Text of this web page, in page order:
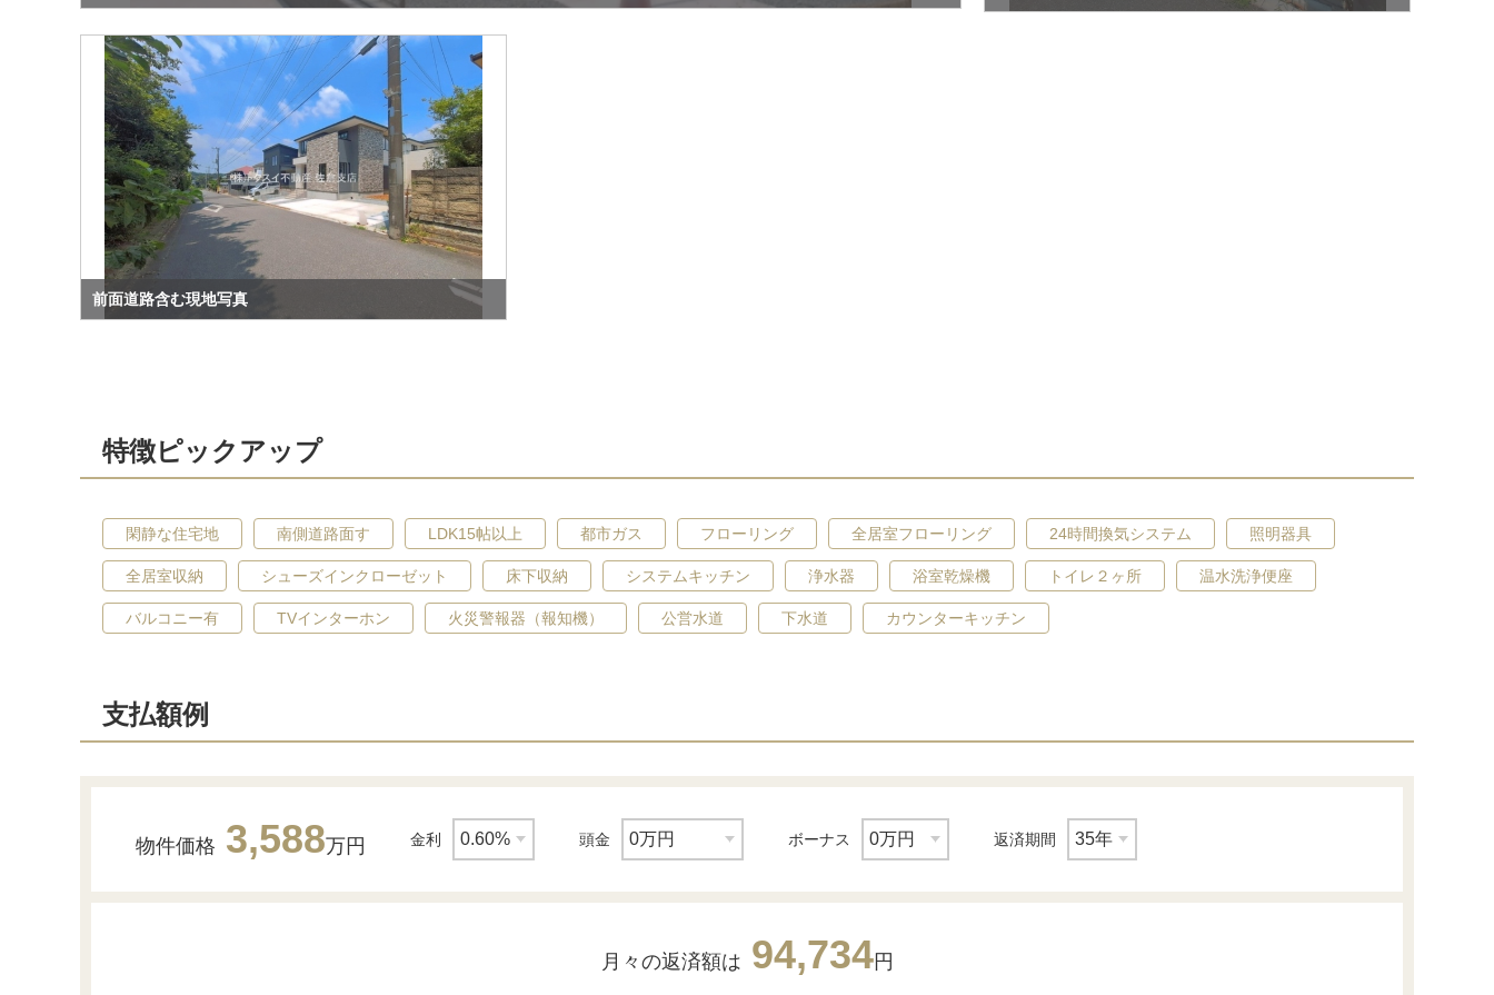
前面道路含む現地写真
特徴ピックアップ
閑静な住宅地 南側道路面す LDK15帖以上 都市ガス フローリング 全居室フローリング 24時間換気システム 照明器具
全居室収納 シューズインクローゼット 床下収納 システムキッチン 浄水器 浴室乾燥機 トイレ２ヶ所 温水洗浄便座
バルコニー有 TVインターホン 火災警報器（報知機） 公営水道 下水道 カウンターキッチン
支払額例
物件価格 3,588万円 金利 頭金 ボーナス 返済期間
月々の返済額は 94,734円